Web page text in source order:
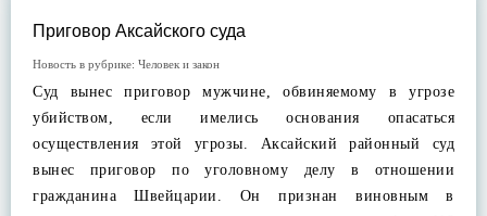
Приговор Аксайского суда
Новость в рубрике: Человек и закон
Суд вынес приговор мужчине, обвиняемому в угрозе
убийством, если имелись основания опасаться
осуществления этой угрозы. Аксайский районный суд
вынес приговор по уголовному делу в отношении
гражданина Швейцарии. Он признан виновным в